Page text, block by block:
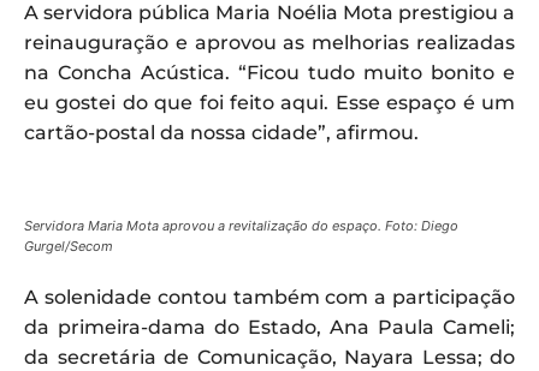
A servidora pública Maria Noélia Mota prestigiou a
reinauguração e aprovou as melhorias realizadas
na Concha Acústica. “Ficou tudo muito bonito e
eu gostei do que foi feito aqui. Esse espaço é um
cartão-postal da nossa cidade”, afirmou.
Servidora Maria Mota aprovou a revitalização do espaço. Foto: Diego
Gurgel/Secom
A solenidade contou também com a participação
da primeira-dama do Estado, Ana Paula Cameli;
da secretária de Comunicação, Nayara Lessa; do